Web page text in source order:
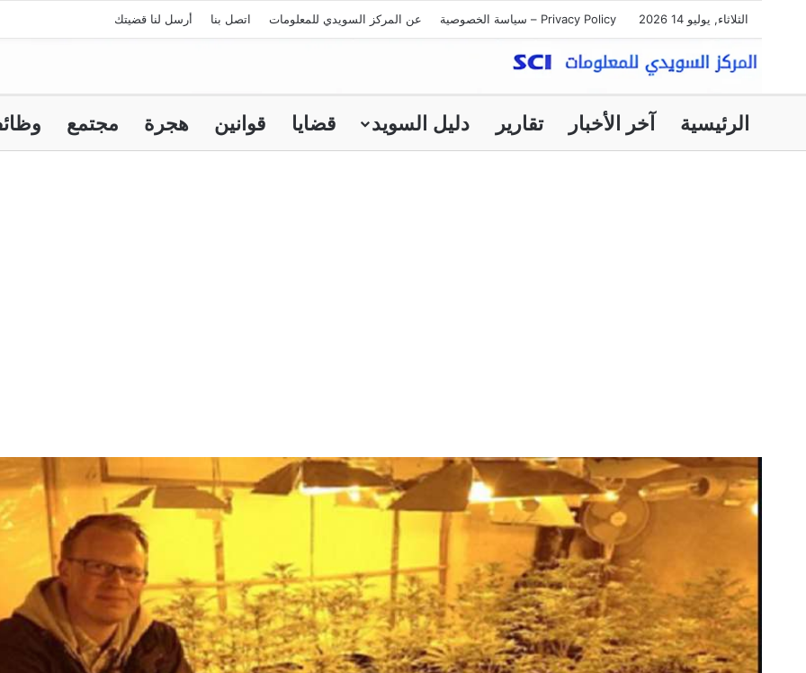
الثلاثاء, يوليو 14 2026 Privacy Policy – سياسة الخصوصية عن المركز السويدي للمعلومات اتصل بنا أرسل لنا قضيتك
الرئيسية آخر الأخبار تقارير دليل السويد قضايا قوانين هجرة مجتمع